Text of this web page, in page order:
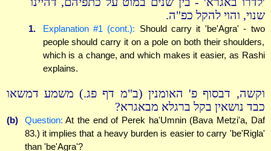
שנוי, והוי להקל כפ"ה.
1. Explanation #1 (cont.): Should carry it 'be'Agra' - two
people should carry it on a pole on both their shoulders,
which is a change, and which makes it easier, as Rashi
explains.
וקשה, דבסוף פ' האומנין (ב"מ דף פג.) משמע דמשאו
כבד נושאין בקל ברגלא מבאגרא?
(b) Question: At the end of Perek ha'Umnin (Bava Metzi'a, Daf
83.) it implies that a heavy burden is easier to carry 'be'Rigla'
than 'be'Agra'?